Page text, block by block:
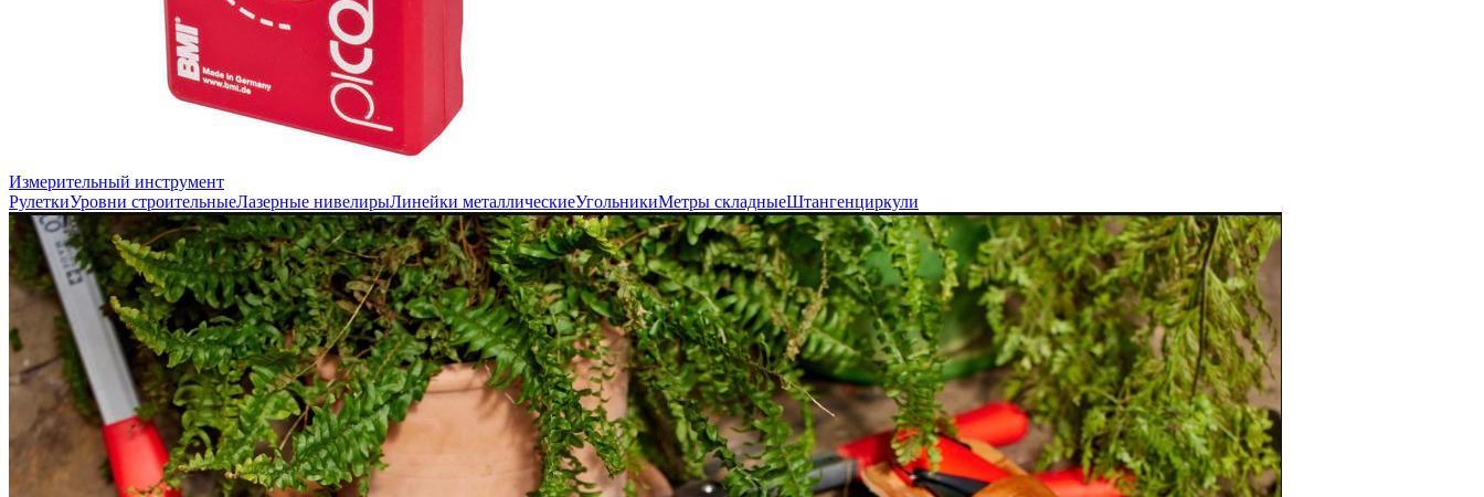
Измерительный инструмент
РулеткиУровни строительныеЛазерные нивелирыЛинейки металлическиеУгольникиМетры складныеШтангенциркули